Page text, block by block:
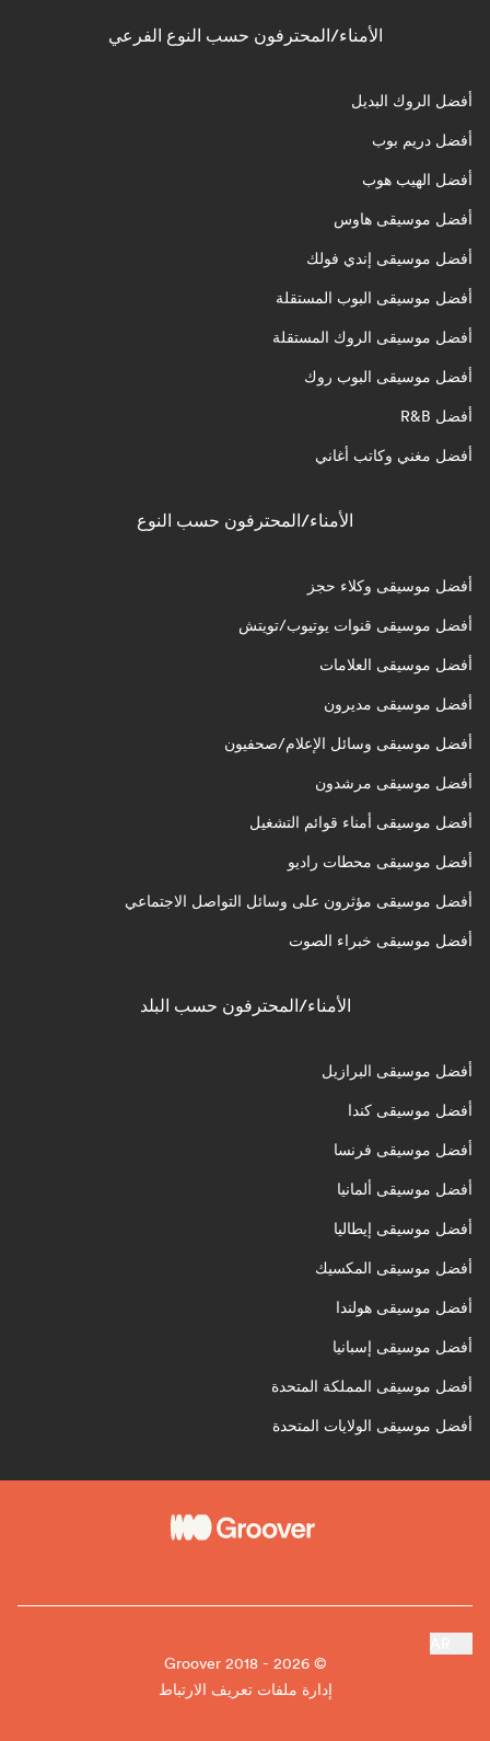
الأمناء/المحترفون حسب النوع الفرعي
أفضل الروك البديل
أفضل دريم بوب
أفضل الهيب هوب
أفضل موسيقى هاوس
أفضل موسيقى إندي فولك
أفضل موسيقى البوب المستقلة
أفضل موسيقى الروك المستقلة
أفضل موسيقى البوب روك
أفضل R&B
أفضل مغني وكاتب أغاني
الأمناء/المحترفون حسب النوع
أفضل موسيقى وكلاء حجز
أفضل موسيقى قنوات يوتيوب/تويتش
أفضل موسيقى العلامات
أفضل موسيقى مديرون
أفضل موسيقى وسائل الإعلام/صحفيون
أفضل موسيقى مرشدون
أفضل موسيقى أمناء قوائم التشغيل
أفضل موسيقى محطات راديو
أفضل موسيقى مؤثرون على وسائل التواصل الاجتماعي
أفضل موسيقى خبراء الصوت
الأمناء/المحترفون حسب البلد
أفضل موسيقى البرازيل
أفضل موسيقى كندا
أفضل موسيقى فرنسا
أفضل موسيقى ألمانيا
أفضل موسيقى إيطاليا
أفضل موسيقى المكسيك
أفضل موسيقى هولندا
أفضل موسيقى إسبانيا
أفضل موسيقى المملكة المتحدة
أفضل موسيقى الولايات المتحدة
© Groover 2018 - 2026
إدارة ملفات تعريف الارتباط